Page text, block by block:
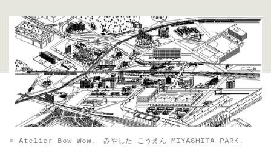
© Atelier Bow-Wow. みやした こうえん MIYASHITA PARK.